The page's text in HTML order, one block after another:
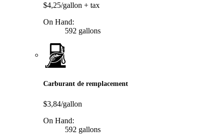
$4,25/gallon + tax
On Hand:
592 gallons
Carburant de remplacement
$3,84/gallon
On Hand:
592 gallons